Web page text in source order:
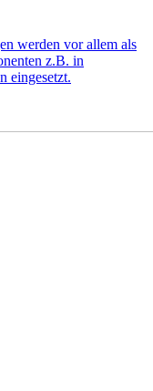
werden vor allem als
z.B. in
eingesetzt.